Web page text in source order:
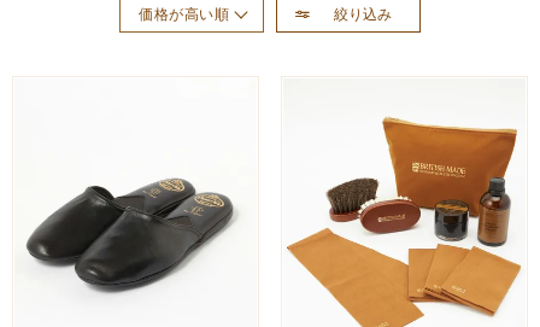
絞り込み
新着順
価格が高い順